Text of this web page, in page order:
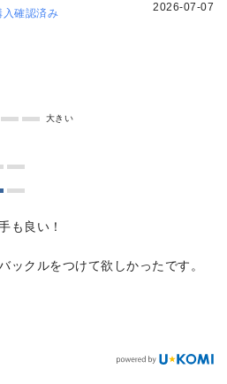
入確認済み 2026-07-07
大きい
も良い！
ックルをつけて欲しかったです。